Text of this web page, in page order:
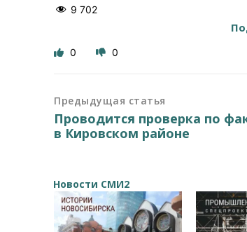
9 702
0 0
Предыдущая статья
Проводится проверка по
в Кировском районе
Новости СМИ2